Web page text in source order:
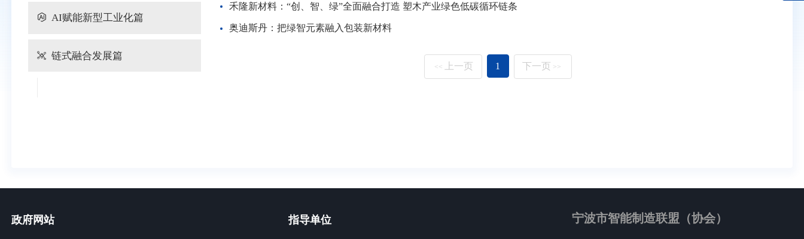
AI赋能新型工业化篇
链式融合发展篇
禾隆新材料：“创、智、绿”全面融合打造 塑木产业绿色低碳循环链条
奥迪斯丹：把绿智元素融入包装新材料
<< 上一页 1 下一页 >>
宁波市智能制造联盟（协会）
政府网站 指导单位